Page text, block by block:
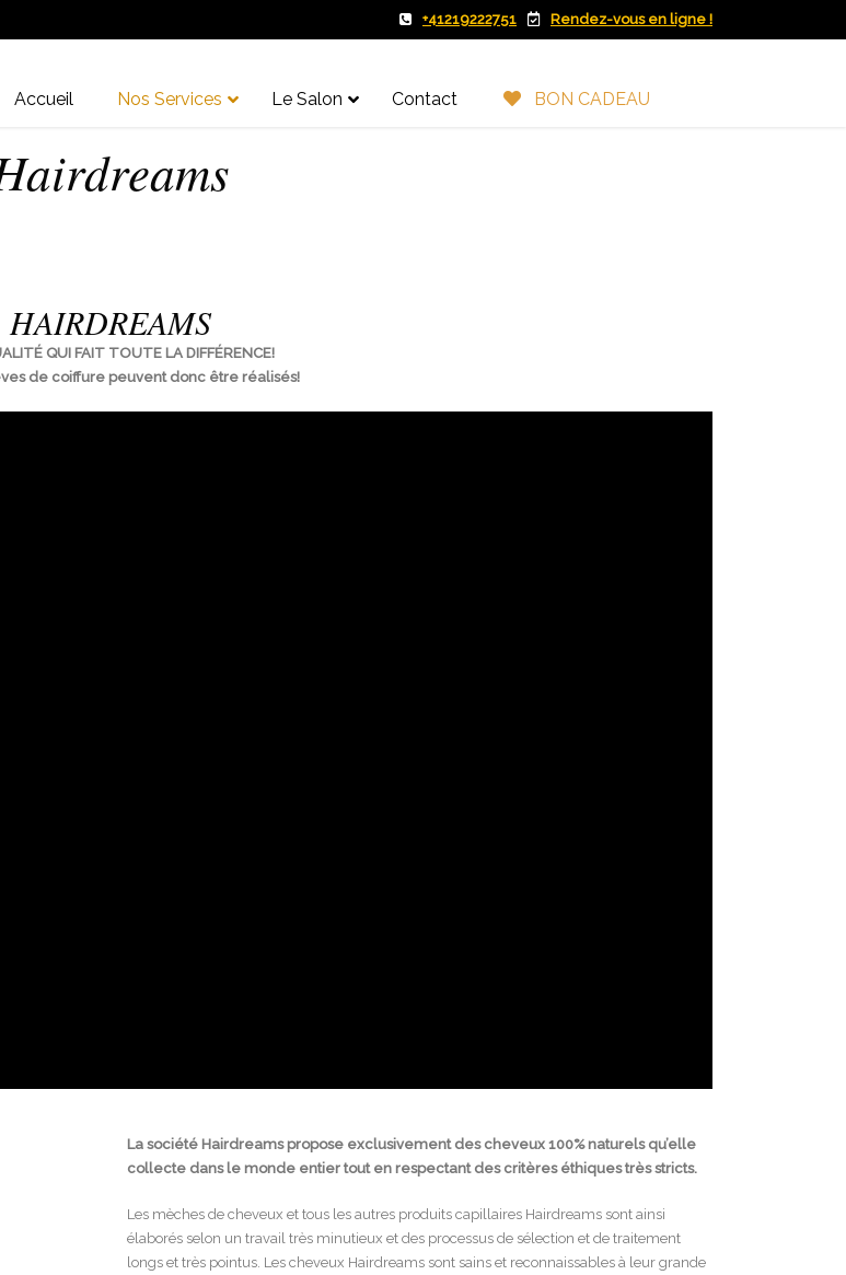
Rendez-vous en ligne !
+41219222751
Accueil Nos Services Le Salon Contact BON CADEAU
HAIRDREAMS
QUI FAIT TOUTE LA DIFFÉRENCE!
de coiffure peuvent donc être réalisés!
La société Hairdreams propose exclusivement des cheveux 100% naturels qu’elle
collecte dans le monde entier tout en respectant des critères éthiques très stricts.
Les mèches de cheveux et tous les autres produits capillaires Hairdreams sont ainsi
élaborés selon un travail très minutieux et des processus de sélection et de traitement
longs et très pointus. Les cheveux Hairdreams sont sains et reconnaissables à leur grande